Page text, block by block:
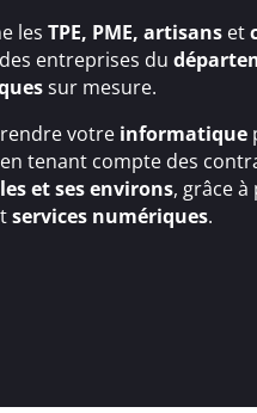
lesTPE, PME, artisans et
entreprises du
sur mesure.
votre informatique
tenant compte des
et ses environs, grâce à
services numériques.